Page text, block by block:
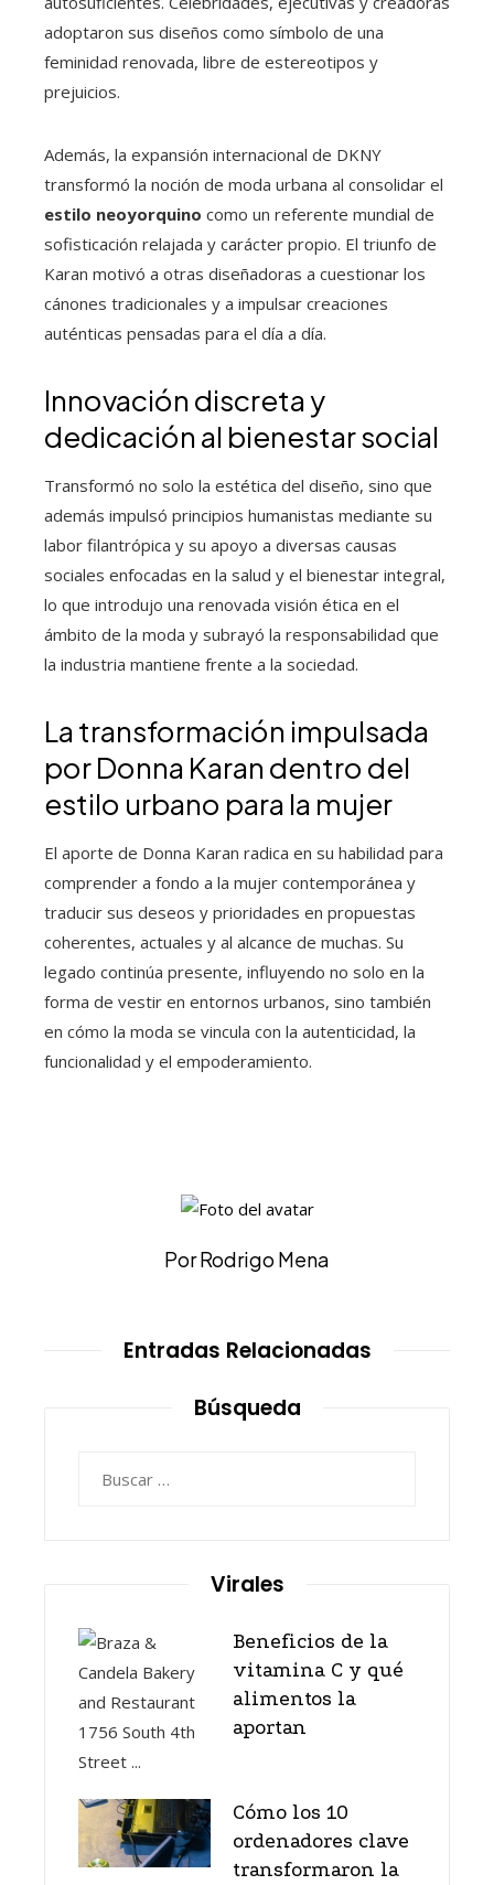
adoptaron sus diseños como símbolo de una
feminidad renovada, libre de estereotipos y
prejuicios.
Además, la expansión internacional de DKNY
transformó la noción de moda urbana al consolidar el
estilo neoyorquino como un referente mundial de
sofisticación relajada y carácter propio. El triunfo de
Karan motivó a otras diseñadoras a cuestionar los
cánones tradicionales y a impulsar creaciones
auténticas pensadas para el día a día.
Innovación discreta y
dedicación al bienestar social
Transformó no solo la estética del diseño, sino que
además impulsó principios humanistas mediante su
labor filantrópica y su apoyo a diversas causas
sociales enfocadas en la salud y el bienestar integral,
lo que introdujo una renovada visión ética en el
ámbito de la moda y subrayó la responsabilidad que
la industria mantiene frente a la sociedad.
La transformación impulsada
por Donna Karan dentro del
estilo urbano para la mujer
El aporte de Donna Karan radica en su habilidad para
comprender a fondo a la mujer contemporánea y
traducir sus deseos y prioridades en propuestas
coherentes, actuales y al alcance de muchas. Su
legado continúa presente, influyendo no solo en la
forma de vestir en entornos urbanos, sino también
en cómo la moda se vincula con la autenticidad, la
funcionalidad y el empoderamiento.
Por Rodrigo Mena
Entradas Relacionadas
Búsqueda
Virales
Beneficios de la
vitamina C y qué
alimentos la
aportan
Cómo los 10
ordenadores clave
transformaron la